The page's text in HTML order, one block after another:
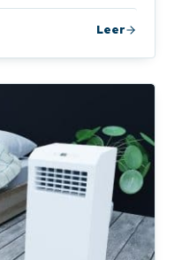
Leer